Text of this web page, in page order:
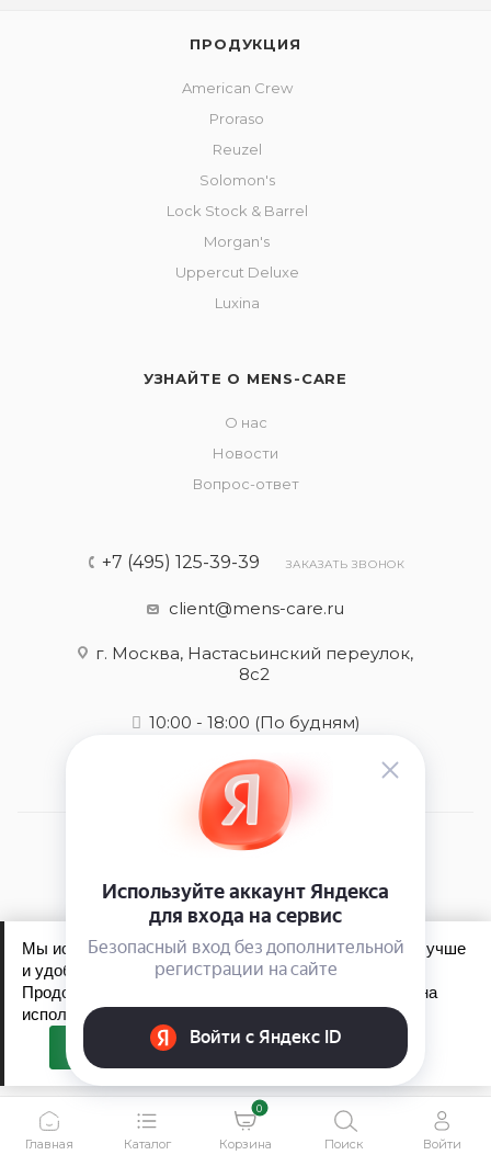
ПРОДУКЦИЯ
American Crew
Proraso
Reuzel
Solomon's
Lock Stock & Barrel
Morgan's
Uppercut Deluxe
Luxina
УЗНАЙТЕ О MENS-CARE
О нас
Новости
Вопрос-ответ
+7 (495) 125-39-39 ЗАКАЗАТЬ ЗВОНОК
client@mens-care.ru
г. Москва, Настасьинский переулок,
8с2
10:00 - 18:00 (По будням)
2026 © Mens-care - интернет-магазин
Обработка персональных данных
Политика конфиденциальности
Главная Каталог
0
Корзина Поиск Войти
Мы используем файлы cookie, чтобы сайт работал лучше
и удобнее для вас.
Продолжая пользоваться сайтом, вы соглашаетесь на
использование файлов cookie.
Принять